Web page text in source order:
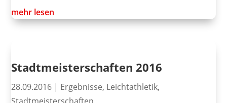
mehr lesen
Stadtmeisterschaften 2016
28.09.2016 | Ergebnisse, Leichtathletik,